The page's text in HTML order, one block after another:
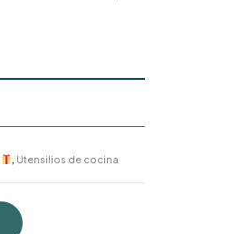
, Utensilios de cocina